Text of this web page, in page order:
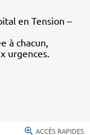
en Tension –
à chacun,
urgences.
ACCÈS RAPIDES